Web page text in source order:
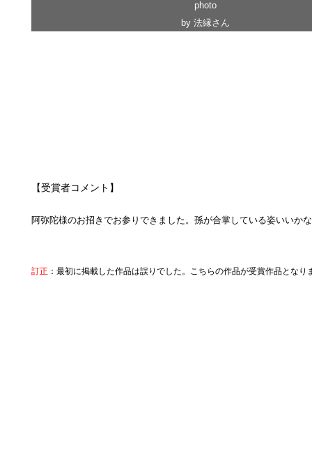
photo
by 法縁さん
【受賞者コメント】
阿弥陀様のお招きでお参りできました。孫が合掌している姿いいか
訂正 ：最初に掲載した作品は誤りでした。こちらの作品が受賞作品となり